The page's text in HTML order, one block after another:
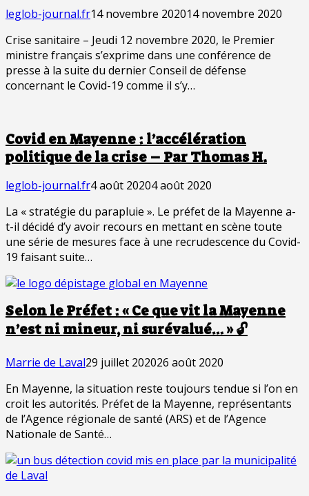
leglob-journal.fr14 novembre 202014 novembre 2020
Crise sanitaire – Jeudi 12 novembre 2020, le Premier
ministre français s’exprime dans une conférence de
presse à la suite du dernier Conseil de défense
concernant le Covid-19 comme il s’y…
Covid en Mayenne : l’accélération
politique de la crise – Par Thomas H.
leglob-journal.fr4 août 20204 août 2020
La « stratégie du parapluie ». Le préfet de la Mayenne a-
t-il décidé d’y avoir recours en mettant en scène toute
une série de mesures face à une recrudescence du Covid-
19 faisant suite…
Selon le Préfet : « Ce que vit la Mayenne
n’est ni mineur, ni surévalué… » 🔓
Marrie de Laval29 juillet 202026 août 2020
En Mayenne, la situation reste toujours tendue si l’on en
croit les autorités. Préfet de la Mayenne, représentants
de l’Agence régionale de santé (ARS) et de l’Agence
Nationale de Santé…